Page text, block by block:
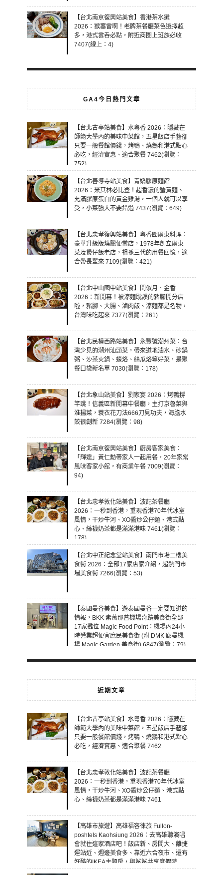
【台北南京復興站美食】香港茶水攤
2026：猴塞雷啊！老牌茶餐廳菜色選擇超
多，港式雲呑必點，附近商圈上班族必收
7407(線上：4)
GA4今日熱門文章
【台北古亭站美食】水粵香 2026：隱藏在
師範大學內的美味中菜館，五星飯店手藝卻
只要一般餐館價錢，烤鴨、燒鵝和港式點心
必吃，經濟實惠、適合聚餐 7462(瀏覽：
752)
【台北善導寺站美食】青嬌膠原麵館
2026：米其林必比登！超香濃的蟹黃麵、
充滿膠原蛋白的黃金雞湯，一個人就可以享
受，小菜強大不要錯過 7437(瀏覽：649)
【台北忠孝復興站美食】粵香園廣東料理：
豪華升級版燒臘便當店，1978年創立廣東
菜及煲仔飯老店，祖孫三代的用餐回憶，適
合帶長輩來 7109(瀏覽：421)
【台北中山國中站美食】閏似月．金香
2026：新開幕！被涼麵耽誤的豬腳開分店
啦，豬腳、大腸、滷肉飯、涼麵都是名物，
台灣味吃起來 7377(瀏覽：261)
【台北民權西路站美食】永豐號潮州菜：台
灣少見的潮州汕頭菜，帶來道地滷水、砂鍋
粥、沙茶火鍋、蠔烙、絲瓜烙等好菜，是聚
餐口袋新名單 7030(瀏覽：178)
【台北象山站美食】劉家宴 2026：烤鴨撐
竿跳！信義區新開幕中餐廳，主打京魯菜與
淮揚菜，蓑衣花刀法666刀見功夫，海膽水
餃很創新 7284(瀏覽：98)
【台北南京復興站美食】廚房客家美食：
「輝達」黃仁勳帶家人一起用餐，20年家常
風味客家小館，有商業午餐 7009(瀏覽：
94)
【台北忠孝敦化站美食】波記茶餐廳
2026：一秒到香港，重現香港70年代冰室
風情，干炒牛河、XO醬炒公仔麵、港式點
心、絲襪奶茶都是滿滿港味 7461(瀏覽：
178)
【台北中正紀念堂站美食】南門市場二樓美
食街 2026：全部17家店家介紹，超熱門市
場美食街 7266(瀏覽：53)
【泰國曼谷美食】遊泰國曼谷一定要知道的
情報，BKK 素萬那普機場奇蹟美食街全部
17家攤位 Magic Food Point：機場內24小
時營業超便宜庶民美食街 (附 DMK 廊曼機
場 Magic Garden 美食街) 6847(瀏覽：79)
近期文章
【台北古亭站美食】水粵香 2026：隱藏在
師範大學內的美味中菜館，五星飯店手藝卻
只要一般餐館價錢，烤鴨、燒鵝和港式點心
必吃，經濟實惠、適合聚餐 7462
【台北忠孝敦化站美食】波記茶餐廳
2026：一秒到香港，重現香港70年代冰室
風情，干炒牛河、XO醬炒公仔麵、港式點
心、絲襪奶茶都是滿滿港味 7461
【高雄市旅遊】高雄福容徠旅 Fullon-
poshtels Kaohsiung 2026：去高雄聽演唱
會就住這家酒店吧！飯店新、房間大、離捷
運站近、週邊美食多、靠近六合夜市、還有
好酷的IKEA主題房，與鯊鯊共享度假時
光！ 7460